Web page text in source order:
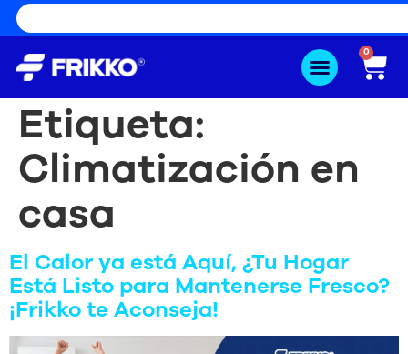
0
Etiqueta:
Climatización en
casa
El Calor ya está Aquí, ¿Tu Hogar
Está Listo para Mantenerse Fresco?
¡Frikko te Aconseja!